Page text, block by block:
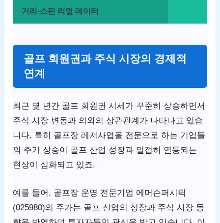
거리·스핀 리얼 데이터
골프 회원권과 주식 시장의 경제적
연계
최근 몇 년간 골프 회원권 시세가 꾸준히 상승하면서
주식 시장 변동과 의외의 상관관계가 나타나고 있습
니다. 특히 골프장 레저사업을 전문으로 하는 기업들
의 주가 상승이 골프 산업 성장과 밀접히 연동되는
현상이 심화되고 있죠.
예를 들어, 골프장 운영 전문기업 에머슨퍼시픽
(025980)의 주가는 골프 산업의 성장과 주식 시장 동